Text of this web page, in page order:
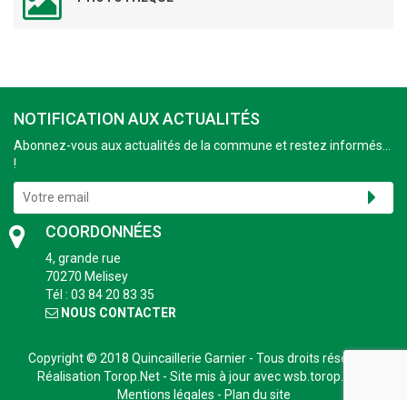
NOTIFICATION AUX ACTUALITÉS
Abonnez-vous aux actualités de la commune et restez informés...
!
COORDONNÉES
4, grande rue
70270 Melisey
Tél : 03 84 20 83 35
NOUS CONTACTER
Copyright © 2018 Quincaillerie Garnier- Tous droits réservés -
Réalisation Torop.Net - Site mis à jour avecwsb.torop.net
Mentions légales - Plan du site